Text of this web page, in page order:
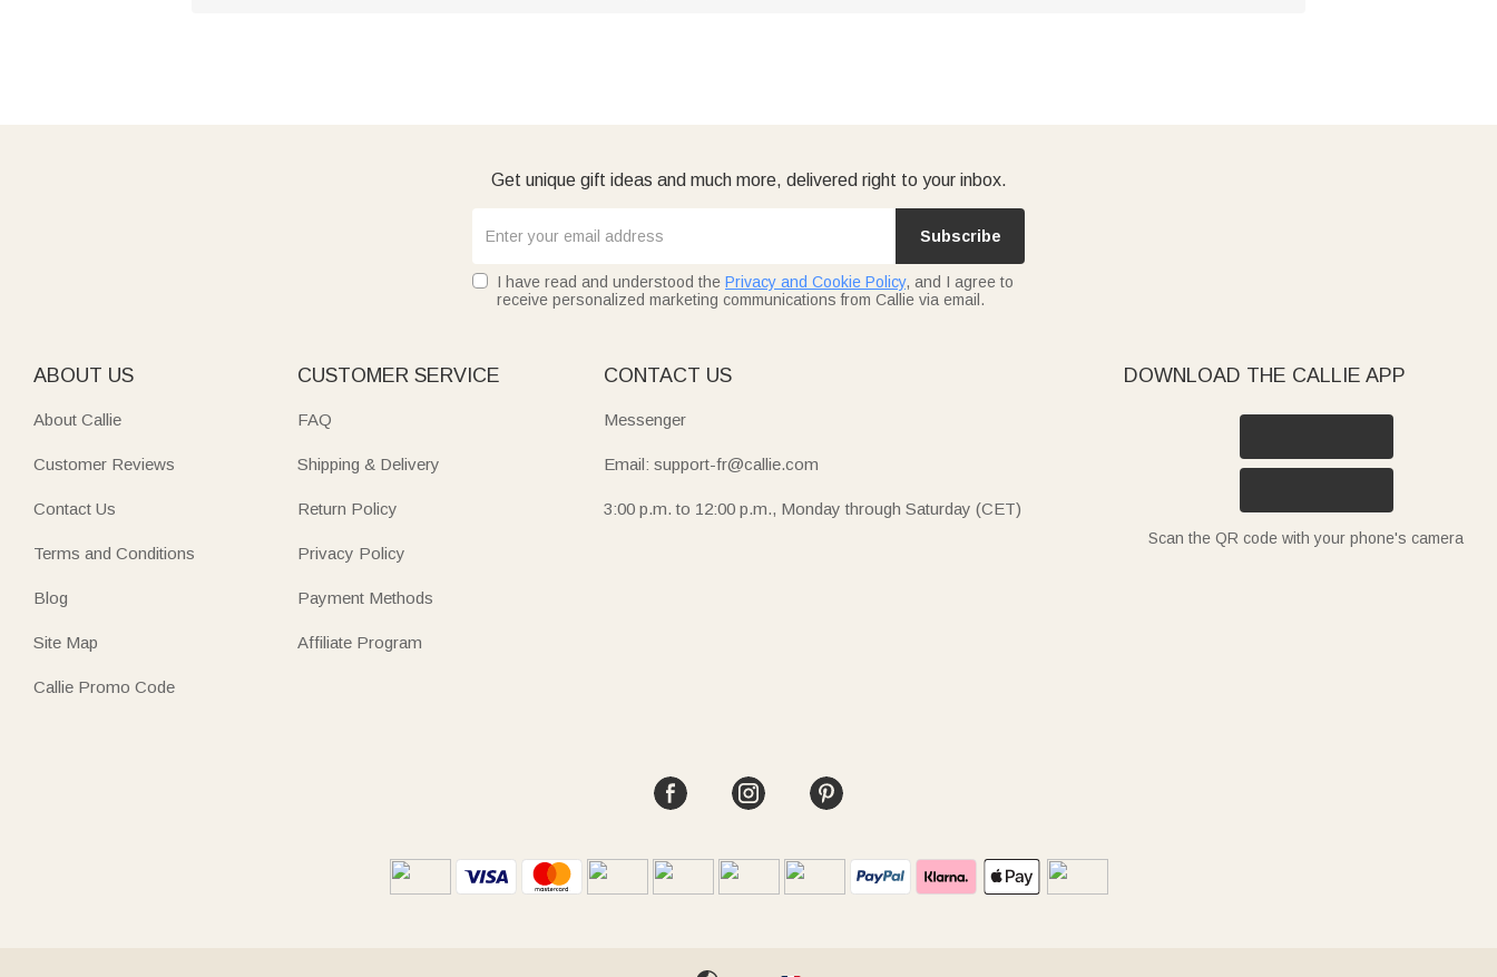
Get unique gift ideas and much more, delivered right to your inbox.
Subscribe
I have read and understood the Privacy and Cookie Policy, and I agree to
receive personalized marketing communications from Callie via email.
ABOUT US
About Callie
Customer Reviews
Contact Us
Terms and Conditions
Blog
Site Map
Callie Promo Code
CUSTOMER SERVICE
FAQ
Shipping & Delivery
Return Policy
Privacy Policy
Payment Methods
Affiliate Program
CONTACT US
Messenger
Email: support-fr@callie.com
3:00 p.m. to 12:00 p.m., Monday through Saturday (CET)
DOWNLOAD THE CALLIE APP
Scan the QR code with your phone's camera